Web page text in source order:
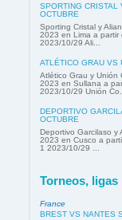
SPORTING CRISTAL
OCTUBRE
Sporting Cristal y
2023 en Lima a partir
2023/10/29 Ali...
ATLÉTICO GRAU VS
Atlético Grau y Unión
2023 en Sullana a
2023/10/29 Unión Co...
DEPORTIVO
OCTUBRE
Deportivo Garcilaso y
2023 en Cusco a
1 2023/10/29 ...
Torneos, ligas
France
BREST VS NANTES